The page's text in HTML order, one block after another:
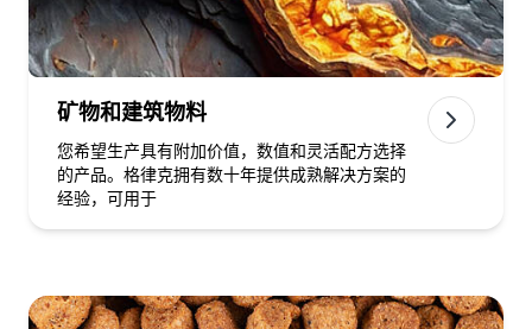
矿物和建筑物料
您希望生产具有附加价值，数值和灵活配方选择
的产品。格律克拥有数十年提供成熟解决方案的
经验，可用于